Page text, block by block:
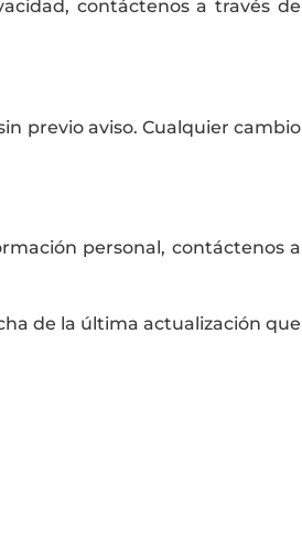
contáctenos a través de
previo aviso. Cualquier cambio
personal, contáctenos a
de la última actualización que